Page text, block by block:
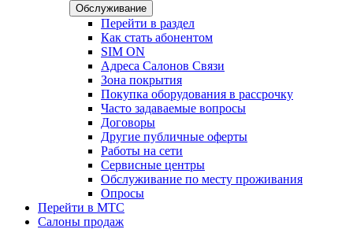
Обслуживание
Перейти в раздел
Как стать абонентом
SIM ON
Адреса Салонов Связи
Зона покрытия
Покупка оборудования в рассрочку
Часто задаваемые вопросы
Договоры
Другие публичные оферты
Работы на сети
Сервисные центры
Обслуживание по месту проживания
Опросы
Перейти в МТС
Салоны продаж